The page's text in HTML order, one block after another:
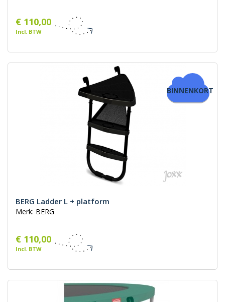
€ 110,00
Incl. BTW
BINNENKORT
BERG Ladder L + platform
Merk: BERG
€ 110,00
Incl. BTW